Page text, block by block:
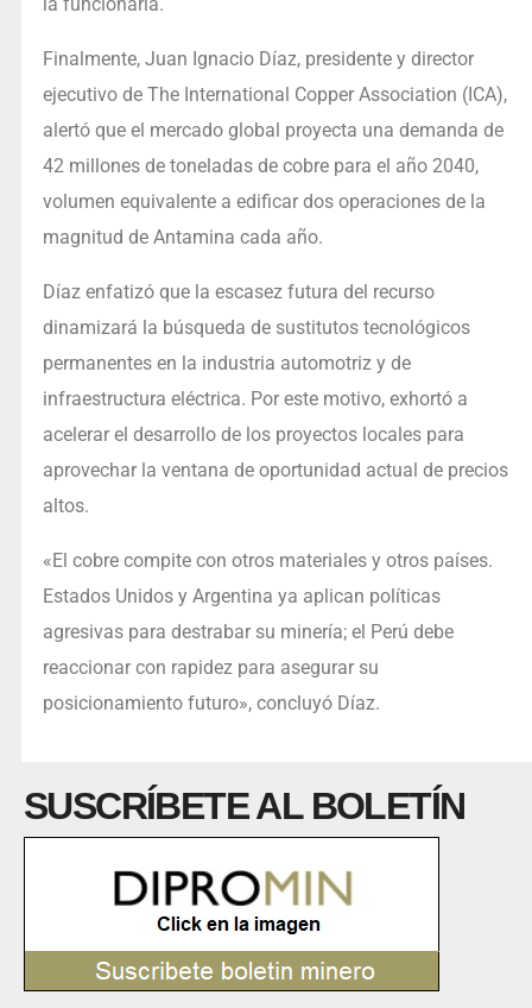
la funcionaria.
Finalmente, Juan Ignacio Díaz, presidente y director
ejecutivo de The International Copper Association (ICA),
alertó que el mercado global proyecta una demanda de
42 millones de toneladas de cobre para el año 2040,
volumen equivalente a edificar dos operaciones de la
magnitud de Antamina cada año.
Díaz enfatizó que la escasez futura del recurso
dinamizará la búsqueda de sustitutos tecnológicos
permanentes en la industria automotriz y de
infraestructura eléctrica. Por este motivo, exhortó a
acelerar el desarrollo de los proyectos locales para
aprovechar la ventana de oportunidad actual de precios
altos.
«El cobre compite con otros materiales y otros países.
Estados Unidos y Argentina ya aplican políticas
agresivas para destrabar su minería; el Perú debe
reaccionar con rapidez para asegurar su
posicionamiento futuro», concluyó Díaz.
SUSCRÍBETE AL BOLETÍN